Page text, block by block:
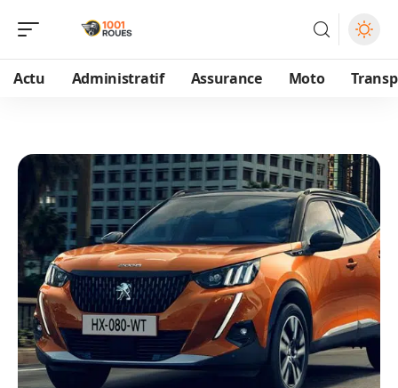
Actu Administratif Assurance Moto